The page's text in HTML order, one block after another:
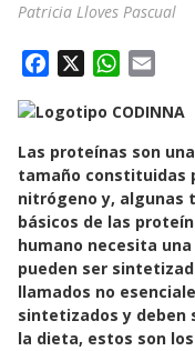
Patricia Lloves Pascual
c
e
b
o
o
k
W
a
t
s
A
p
p
a
i
l
Las proteínas son
tamaño constituidas
nitrógeno y, algunas
básicos de las
humano necesita
pueden ser
llamados no
sintetizados y deben
la dieta, estos son